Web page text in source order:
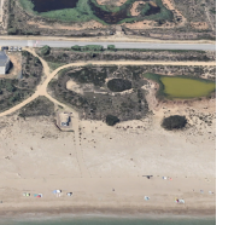
Redacció
De Les
Del Tram
De L'EB